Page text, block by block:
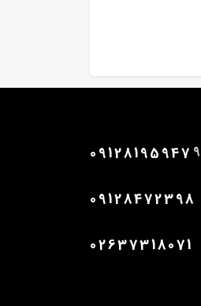
کارشناس فروش (پاسخگویی 9 09128195947
09128472398
02637318071